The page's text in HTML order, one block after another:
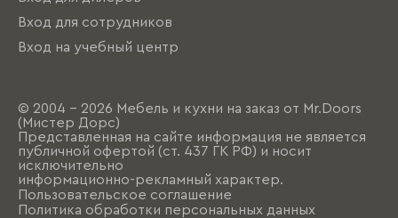
Вход для сотрудников
Вход на учебный центр
© 2004 - 2026 Мебель и кухни на заказ от Mr.Doors
(Мистер Дорс)
Представленная на сайте информация не является
публичной офертой (ст. 437 ГК РФ) и носит
исключительно
информационно-рекламный характер.
Пользовательское соглашение
Политика обработки персональных данных